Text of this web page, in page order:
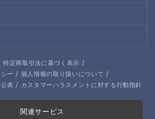
特定商取引法に基づく表示 /
ー / 個人情報の取り扱いについて /
表 / カスタマーハラスメントに対する行動指針
関連サービス